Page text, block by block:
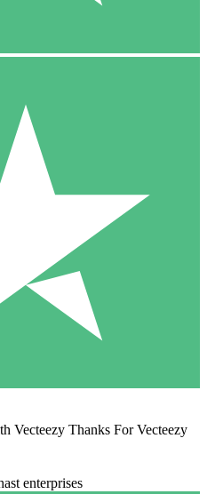
Vecteezy Thanks For Vecteezy
enterprises